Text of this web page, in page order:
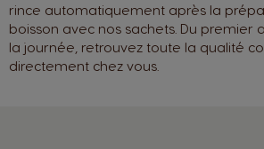
rince automatiquement après la
boisson avec nos sachets. Du premier
la journée, retrouvez toute la qualité
directement chez vous.